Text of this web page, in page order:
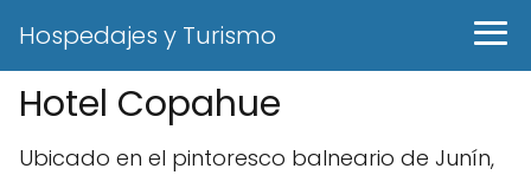
Hospedajes y Turismo
Hotel Copahue
Ubicado en el pintoresco balneario de Junín,